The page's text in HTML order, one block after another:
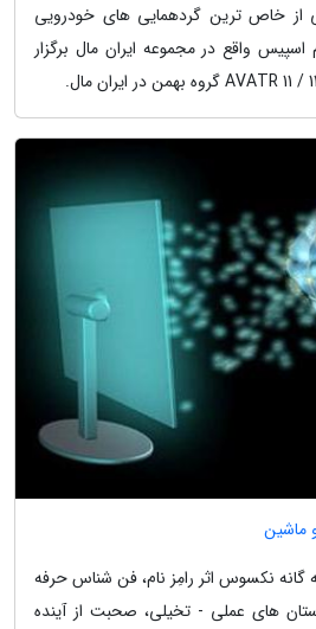
از خاص ترین گردهمایی های خودرویی
واقع در مجموعه ایران مال برگزار
گانه نکسوس اثر رامِز نام، فن شناس حرفه
های عملی - تخیلی، صحبت از آینده